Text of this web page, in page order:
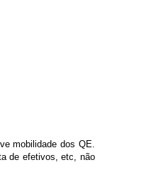
mobilidade dos QE.
de efetivos, etc, não